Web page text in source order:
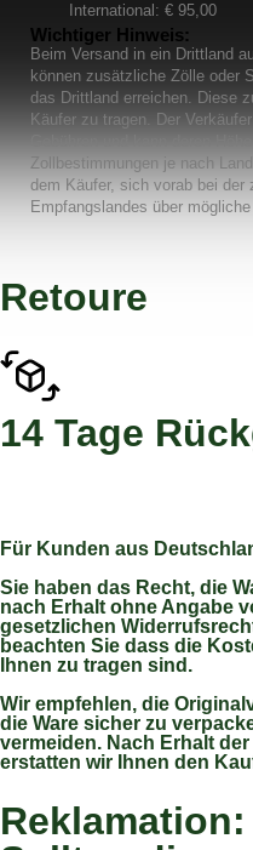
International: € 95,00
Wichtiger Hinweis:
Beim Versand in ein Drittland
können zusätzliche Zölle oder
das Drittland erreichen. Diese
Käufer zu tragen. Der
Zollbestimmungen je nach
dem Käufer, sich vorab bei der
Empfangslandes über
Retoure
14 Tage
Für Kunden aus
Sie haben das Recht, die
nach Erhalt ohne Angabe
gesetzlichen
beachten Sie dass die
Ihnen zu tragen sind.
Wir empfehlen, die
die Ware sicher zu
vermeiden. Nach Erhalt
erstatten wir Ihnen den
Reklamation: